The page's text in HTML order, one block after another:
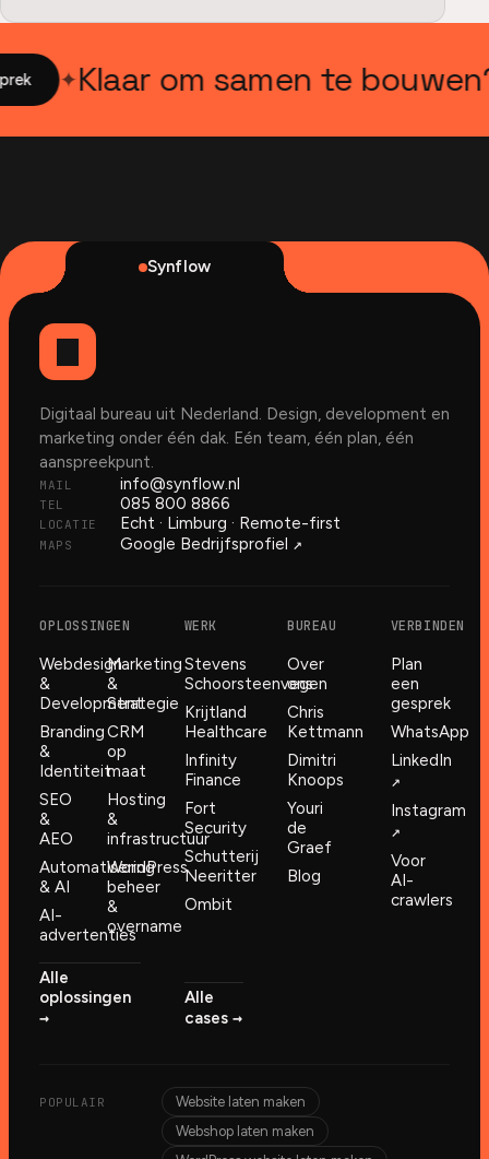
✦Klaar om samen te bouwen?
Synflow
Digitaal bureau uit Nederland. Design, development en
marketing onder één dak. Eén team, één plan, één
aanspreekpunt.
MAIL info@synflow.nl
TEL 085 800 8866
LOCATIE Echt · Limburg · Remote-first
MAPS Google Bedrijfsprofiel ↗︎
OPLOSSINGEN
Webdesign
&
Development
Branding
&
Identiteit
SEO
&
AEO
Automatisering
& AI
AI-
advertenties
Marketing
&
Strategie
CRM
op
maat
Hosting
&
infrastructuur
WordPress
beheer
&
overname
Alle
oplossingen
→︎
WERK
Stevens
Schoorsteenvegen
Krijtland
Healthcare
Infinity
Finance
Fort
Security
Schutterij
Neeritter
Ombit
Alle
cases →︎
BUREAU
Over
ons
Chris
Kettmann
Dimitri
Knoops
Youri
de
Graef
Blog
VERBINDEN
Plan
een
gesprek
WhatsApp
LinkedIn
↗︎
Instagram
↗︎
Voor
AI-
crawlers
POPULAIR
Website laten maken
Webshop laten maken